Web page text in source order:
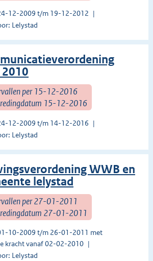
12-2009 t/m 19-12-2012
Lelystad
2010
per 15-12-2016
15-12-2016
12-2009 t/m 14-12-2016
Lelystad
WWB en
lelystad
per 27-01-2011
27-01-2011
10-2009 t/m 26-01-2011 met
kracht vanaf 02-02-2010
Lelystad